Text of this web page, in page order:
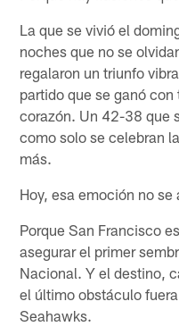
La que se vivió el
noches que no se
regalaron un triunfo
partido que se ganó
corazón. Un 42-38 que
como solo se celebran
más.
Hoy, esa emoción no
Porque San Francisco
asegurar el primer
Nacional. Y el destino,
el último obstáculo
Seahawks.